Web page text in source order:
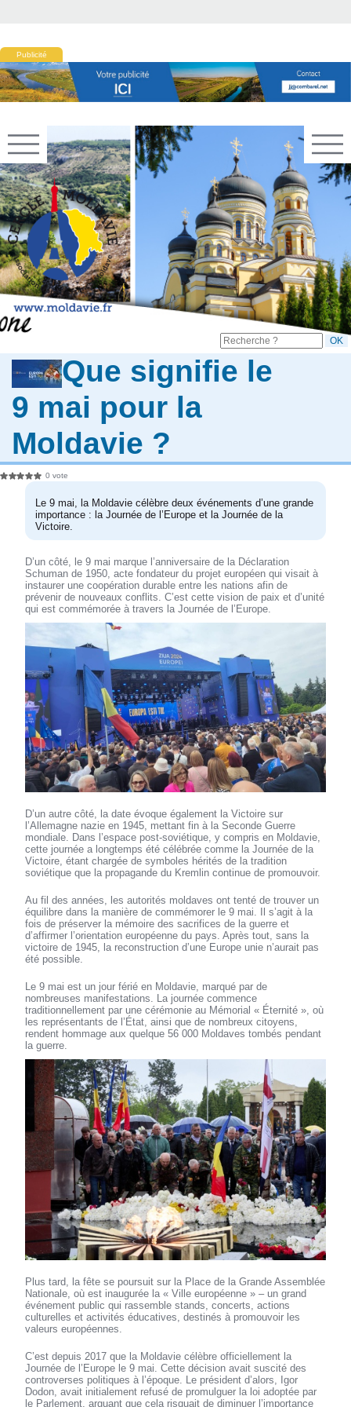
Publicité
Que signifie le
9 mai pour la
Moldavie ?
0 vote
Le 9 mai, la Moldavie célèbre deux événements d’une grande
importance : la Journée de l’Europe et la Journée de la
Victoire.
D’un côté, le 9 mai marque l’anniversaire de la Déclaration
Schuman de 1950, acte fondateur du projet européen qui visait à
instaurer une coopération durable entre les nations afin de
prévenir de nouveaux conflits. C’est cette vision de paix et d’unité
qui est commémorée à travers la Journée de l’Europe.
D’un autre côté, la date évoque également la Victoire sur
l’Allemagne nazie en 1945, mettant fin à la Seconde Guerre
mondiale. Dans l’espace post-soviétique, y compris en Moldavie,
cette journée a longtemps été célébrée comme la Journée de la
Victoire, étant chargée de symboles hérités de la tradition
soviétique que la propagande du Kremlin continue de promouvoir.
Au fil des années, les autorités moldaves ont tenté de trouver un
équilibre dans la manière de commémorer le 9 mai. Il s’agit à la
fois de préserver la mémoire des sacrifices de la guerre et
d’affirmer l’orientation européenne du pays. Après tout, sans la
victoire de 1945, la reconstruction d’une Europe unie n’aurait pas
été possible.
Le 9 mai est un jour férié en Moldavie, marqué par de
nombreuses manifestations. La journée commence
traditionnellement par une cérémonie au Mémorial « Éternité », où
les représentants de l’État, ainsi que de nombreux citoyens,
rendent hommage aux quelque 56 000 Moldaves tombés pendant
la guerre.
Plus tard, la fête se poursuit sur la Place de la Grande Assemblée
Nationale, où est inaugurée la « Ville européenne » – un grand
événement public qui rassemble stands, concerts, actions
culturelles et activités éducatives, destinés à promouvoir les
valeurs européennes.
C’est depuis 2017 que la Moldavie célèbre officiellement la
Journée de l’Europe le 9 mai. Cette décision avait suscité des
controverses politiques à l’époque. Le président d’alors, Igor
Dodon, avait initialement refusé de promulguer la loi adoptée par
le Parlement, arguant que cela risquait de diminuer l’importance